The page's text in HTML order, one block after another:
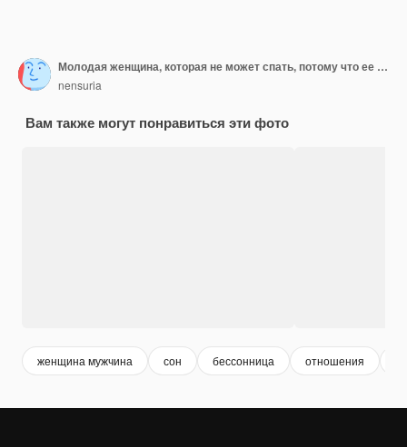
Молодая женщина, которая не может спать, потому что ее муж храпит.
nensuria
Вам также могут понравиться эти фото
женщина мужчина сон бессонница отношения